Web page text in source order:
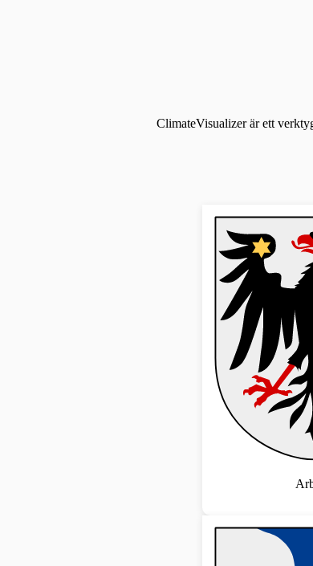
ClimateVisualizer är ett